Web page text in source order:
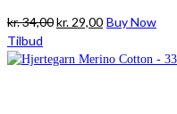
kr.34,00Den
pris
kr. 29,00Den
pris
Buy Now
Tilbud